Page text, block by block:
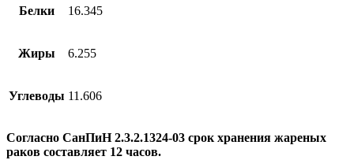
Белки 16.345
Жиры 6.255
Углеводы 11.606
Согласно СанПиН 2.3.2.1324-03 срок хранения жареных
раков составляет 12 часов.